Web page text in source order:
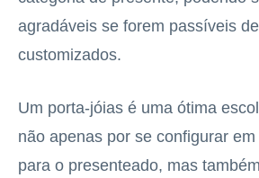
agradáveis se forem passíveis
customizados.
Um porta-jóias é uma ótima
não apenas por se configurar em
para o presenteado, mas